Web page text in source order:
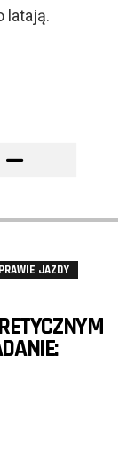
latają.
JAZDY